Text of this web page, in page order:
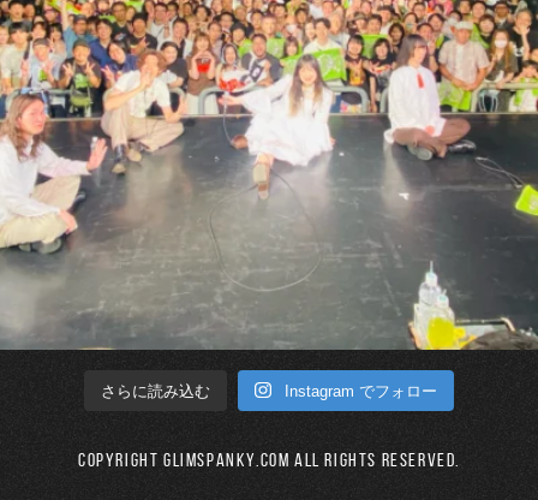
さらに読み込む Instagram でフォロー
Copyright GLIMSPANKY.COM All Rights Reserved.